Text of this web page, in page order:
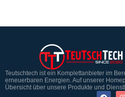
Teutschtech ist ein Komplettanbieter im
erneuerbaren Energien. Auf unserer
Übersicht über unsere Produkte und